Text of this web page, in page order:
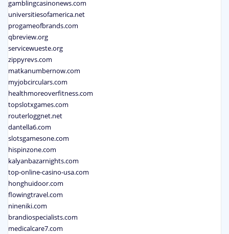
gamblingcasinonews.com
universitiesofamerica.net
progameofbrands.com
qbreview.org
servicewueste.org
zippyrevs.com
matkanumbernow.com
myjobcirculars.com
healthmoreoverfitness.com
topslotxgames.com
routerloggnet.net
dantella6.com
slotsgamesone.com
hispinzone.com
kalyanbazarnights.com
top-online-casino-usa.com
honghuidoor.com
flowingtravel.com
nineniki.com
brandiospecialists.com
medicalcare7.com